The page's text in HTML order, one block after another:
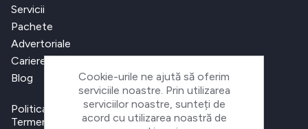
Servicii
Pachete
Advertoriale
Cariere
Blog
Politica de confidențialitate
Termeni și condiții
Cookie-urile ne ajută să oferim
serviciile noastre. Prin utilizarea
serviciilor noastre, sunteți de
acord cu utilizarea noastră de